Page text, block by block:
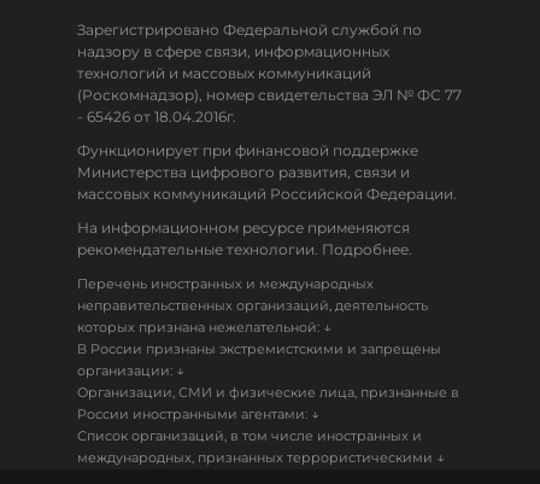
Зарегистрировано Федеральной службой по
надзору в сфере связи, информационных
технологий и массовых коммуникаций
(Роскомнадзор), номер свидетельства ЭЛ № ФС 77
- 65426 от 18.04.2016г.
Функционирует при финансовой поддержке
Министерства цифрового развития, связи и
массовых коммуникаций Российской Федерации.
На информационном ресурсе применяются
рекомендательные технологии. Подробнее.
Перечень иностранных и международных
неправительственных организаций, деятельность
которых признана нежелательной: ↓
В России признаны экстремистскими и запрещены
организации: ↓
Организации, СМИ и физические лица, признанные в
России иностранными агентами: ↓
Список организаций, в том числе иностранных и
международных, признанных террористическими ↓